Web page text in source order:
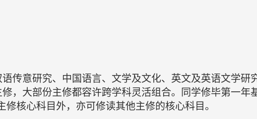
传意研究、中国语言、文学及文化、英文及英语文学研
，大部份主修都容许跨学科灵活组合。同学修毕第一年
核心科目外，亦可修读其他主修的核心科目。